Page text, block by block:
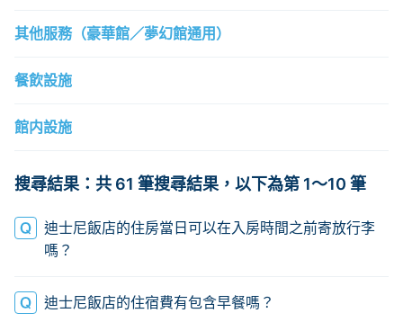
其他服務（豪華館／夢幻館通用）
餐飲設施
館内設施
搜尋結果：共 61 筆搜尋結果，以下為第 1～10 筆
迪士尼飯店的住房當日可以在入房時間之前寄放行李
嗎？
迪士尼飯店的住宿費有包含早餐嗎？